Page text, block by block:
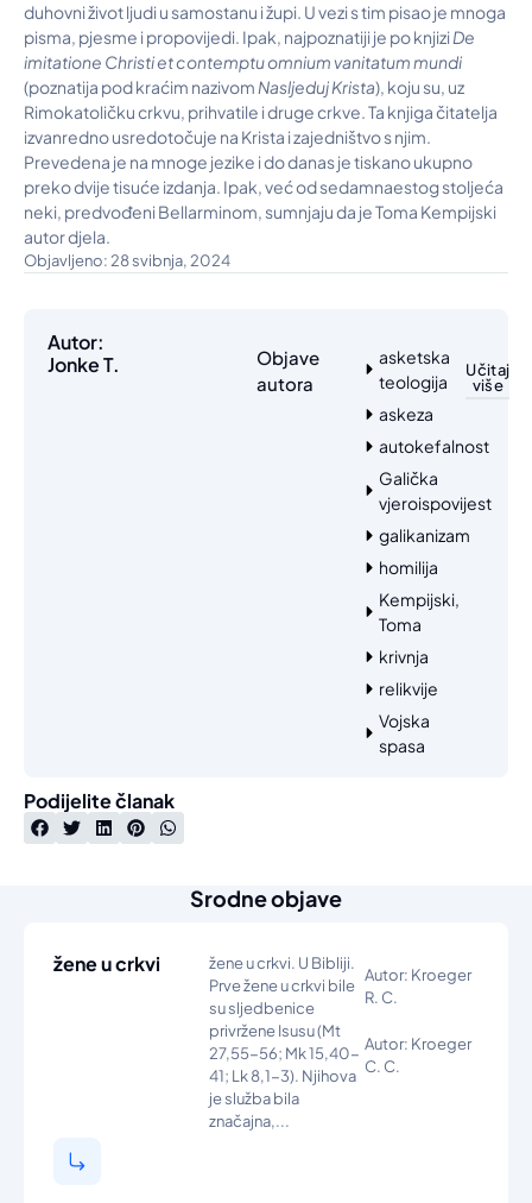
duhovni život ljudi u samostanu i župi. U vezi s tim pisao je mnoga
pisma, pjesme i propovijedi. Ipak, najpoznatiji je po knjizi De
imitatione Christi et contemptu omnium vanitatum mundi
(poznatija pod kraćim nazivom Nasljeduj Krista), koju su, uz
Rimokatoličku crkvu, prihvatile i druge crkve. Ta knjiga čitatelja
izvanredno usredotočuje na Krista i zajedništvo s njim.
Prevedena je na mnoge jezike i do danas je tiskano ukupno
preko dvije tisuće izdanja. Ipak, već od sedamnaestog stoljeća
neki, predvođeni Bellarminom, sumnjaju da je Toma Kempijski
autor djela.
Objavljeno: 28 svibnja, 2024
Autor:
Jonke T.
Objave
autora
asketska
teologija
askeza
autokefalnost
Galička
vjeroispovijest
galikanizam
homilija
Kempijski,
Toma
krivnja
relikvije
Vojska
spasa
Učitaj
više
Podijelite članak
Srodne objave
žene u crkvi
žene u crkvi. U Bibliji.
Prve žene u crkvi bile
su sljedbenice
privržene Isusu (Mt
27,55-56; Mk 15,40-
41; Lk 8,1-3). Njihova
je služba bila
značajna,...
Autor: Kroeger
R. C.
Autor: Kroeger
C. C.